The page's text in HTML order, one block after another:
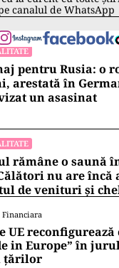
canalul de WhatsApp
pentru Rusia: o
arestată în
un asasinat
rămâne o saună
nu are încă
de venituri și
Financiara
UE reconfigurează
in Europe” în
țărilor